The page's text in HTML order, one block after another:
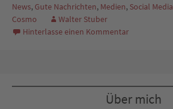
News, Gute Nachrichten, Medien, Social Media
Cosmo
Walter Stuber
Hinterlasse einen Kommentar
Über mich